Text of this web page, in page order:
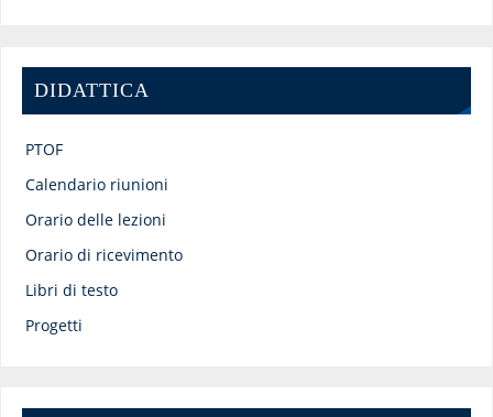
DIDATTICA
PTOF
Calendario riunioni
Orario delle lezioni
Orario di ricevimento
Libri di testo
Progetti